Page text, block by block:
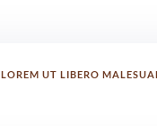
UT LIBERO